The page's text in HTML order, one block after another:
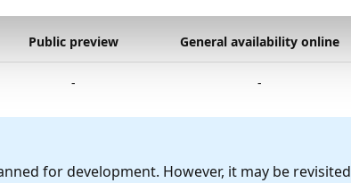
Public preview General availability online
- -
for development. However, it may be revisited